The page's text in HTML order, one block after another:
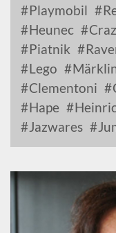
Playmobil
Heunec
Piatnik
Lego
Clementoni
Hape
Jazwares